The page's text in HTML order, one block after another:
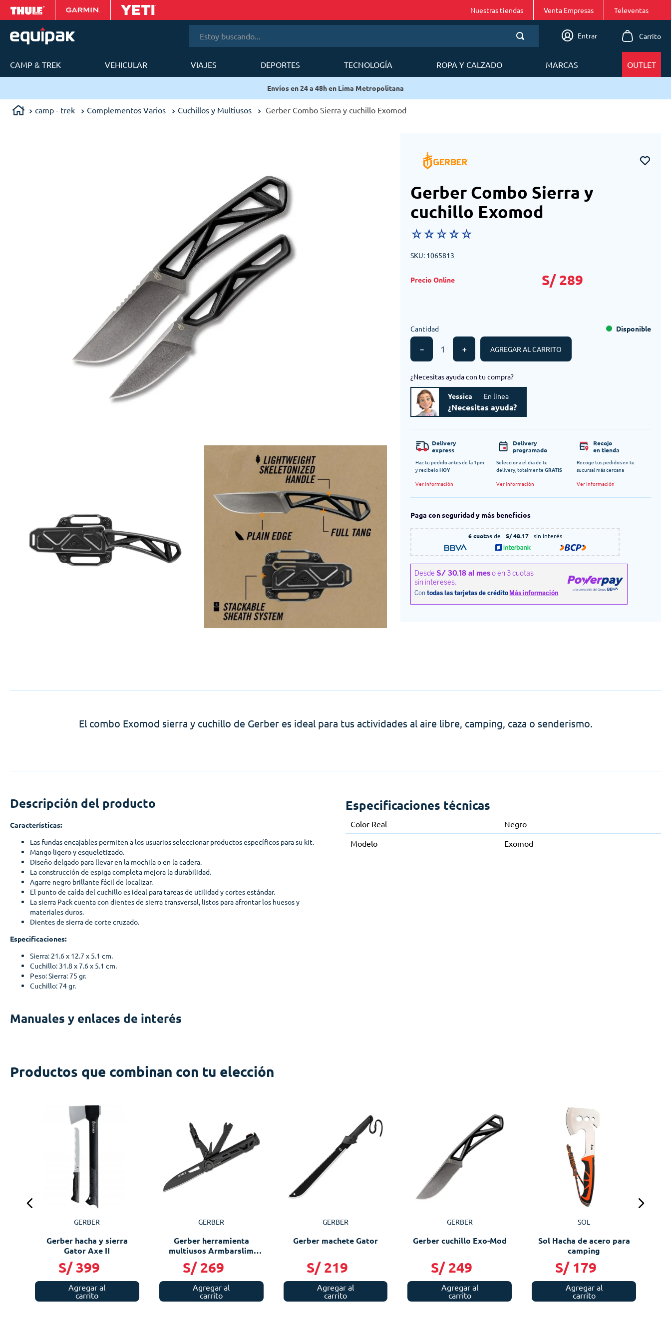
Nuestras tiendas Venta Empresas
Entrar
CAMP & TREK VEHICULAR VIAJES DEPORTES TECNOLOGÍA ROPA Y CALZADO MARCAS OUTLET
Envíos en 24 a 48h en Lima Metropolitana
camp - trek Complementos Varios Cuchillos y Multiusos Gerber Combo Sierra y cuchillo Exomod
Gerber Combo Sierra y
cuchillo Exomod
☆☆☆☆☆
SKU: 1065813
S/ 289
Cantidad
＋
－
Disponible
AGREGAR AL CARRITO
¿Necesitas ayuda con tu compra?
Yessica En linea
¿Necesitas ayuda?
Delivery
express
Haz tu pedido antes de la 1pm
y recibeloHOY
Ver información
Delivery
programado
Selecciona el dia de tu
delivery, totalmente GRATIS
Ver información
Recojo
en tienda
Recoge tus pedidos en tu
sucursal más cercana
Ver información
Paga con seguridad y más beneficios
6 cuotasde S/ 48.17 sin interés
El combo Exomod sierra y cuchillo de Gerber es ideal para tus actividades al aire libre, camping, caza o senderismo.
Descripción del producto
Características:
Las fundas encajables permiten a los usuarios seleccionar productos específicos para su kit.
Mango ligero y esqueletizado.
Diseño delgado para llevar en la mochila o en la cadera.
La construcción de espiga completa mejora la durabilidad.
Agarre negro brillante fácil de localizar.
El punto de caída del cuchillo es ideal para tareas de utilidad y cortes estándar.
La sierra Pack cuenta con dientes de sierra transversal, listos para afrontar los huesos y
materiales duros.
Dientes de sierra de corte cruzado.
Especificaciones:
Sierra: 21.6 x 12.7 x 5.1 cm.
Cuchillo: 31.8 x 7.6 x 5.1 cm.
Peso: Sierra: 75 gr.
Cuchillo: 74 gr.
Manuales y enlaces de interés
Especificaciones técnicas
Color Real
Negro
Modelo
Exomod
Productos que combinan con tu elección
GERBER
Gerber hacha y sierra
Gator Axe II
S/ 399
Agregar al
carrito
GERBER
Gerber herramienta
multiusos Armbarslim
S/ 269
Agregar al
carrito
GERBER
Gerber machete Gator
S/ 219
Agregar al
carrito
GERBER
Gerber cuchillo Exo-Mod
S/ 249
Agregar al
carrito
SOL
Sol Hacha de acero para
camping
S/ 179
Agregar al
carrito
Términos más buscados
mobi garden
2
sea to summit
mochilas deuter